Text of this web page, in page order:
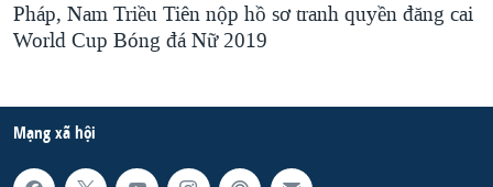
Pháp, Nam Triều Tiên nộp hồ sơ tranh quyền đăng cai
World Cup Bóng đá Nữ 2019
Mạng xã hội